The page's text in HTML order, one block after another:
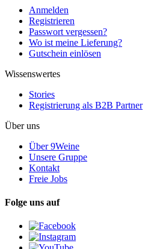
Anmelden
Registrieren
Passwort vergessen?
Wo ist meine Lieferung?
Gutschein einlösen
Wissenswertes
Stories
Registrierung als B2B Partner
Über uns
Über 9Weine
Unsere Gruppe
Kontakt
Freie Jobs
Folge uns auf